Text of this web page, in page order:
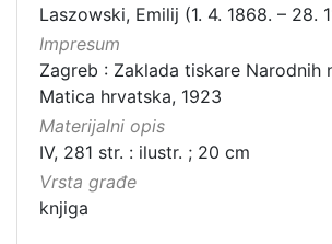
Laszowski, Emilij (1. 4. 1868. – 28.
Impresum
Zagreb : Zaklada tiskare Narodnih
Matica hrvatska, 1923
Materijalni opis
IV, 281 str. : ilustr. ; 20 cm
Vrsta građe
knjiga